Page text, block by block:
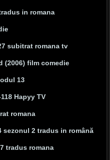
in romana
subitrat romana tv
(2006) film comedie
13
Hapyy TV
romana
2 tradus in română
tradus romana